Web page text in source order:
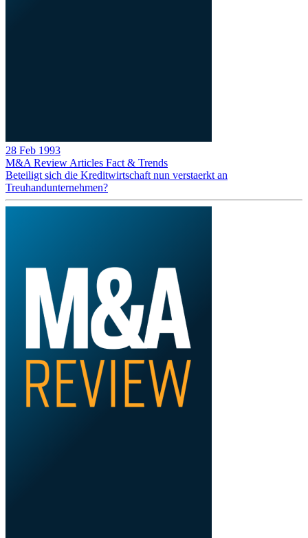
28 Feb 1993
M&A Review Articles Fact & Trends
Beteiligt sich die Kreditwirtschaft nun verstaerkt an
Treuhandunternehmen?